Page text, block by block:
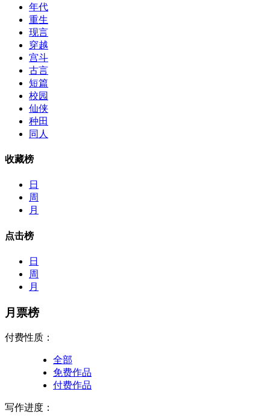
年代
重生
现言
穿越
宫斗
古言
短篇
校园
仙侠
种田
同人
收藏榜
日
周
月
点击榜
日
周
月
月票榜
付费性质：
全部
免费作品
付费作品
写作进度：